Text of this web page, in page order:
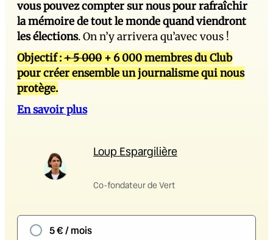
vous pouvez compter sur nous pour rafraîchir
la mémoire de tout le monde quand viendront
les élections. On n’y arrivera qu’avec vous !
Objectif :+ 5 000 + 6 000 membres du Club
pour créer ensemble un journalisme qui nous
protège.
En savoir plus
Loup Espargilière
Co-fondateur de Vert
5 € / mois